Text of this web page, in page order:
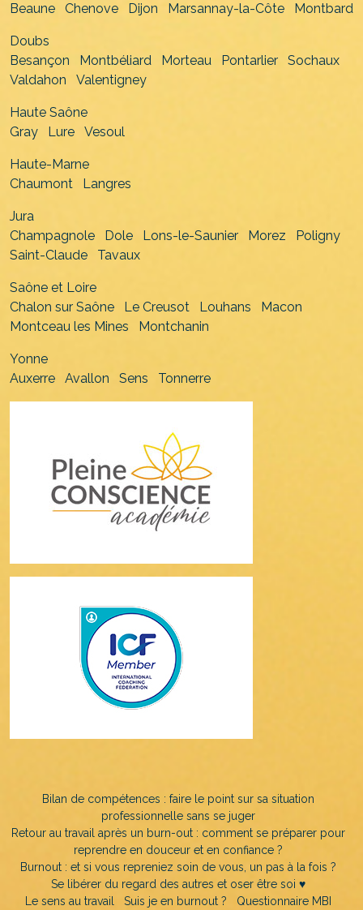
Beaune
Chenove Dijon Marsannay-la-Côte Montbard
Doubs
Besançon
Montbéliard Morteau Pontarlier
Sochaux
Valdahon
Valentigney
Haute Saône
Gray
Lure Vesoul
Haute-Marne
Chaumont
Langres
Jura
Champagnole
Dole Lons-le-Saunier Morez
Poligny
Saint-Claude
Tavaux
Saône et Loire
Chalon sur Saône
Le Creusot Louhans
Macon
Montceau les Mines
Montchanin
Yonne
Auxerre
Avallon Sens Tonnerre
Bilan de compétences : faire le point sur sa situation
professionnelle sans se juger
Retour au travail après un burn-out : comment se préparer pour
reprendre en douceur et en confiance ?
Burnout : et si vous repreniez soin de vous, un pas à la fois ?
Se libérer du regard des autres et oser être soi ♥️
Le sens au travail
Suis je en burnout ? Questionnaire MBI